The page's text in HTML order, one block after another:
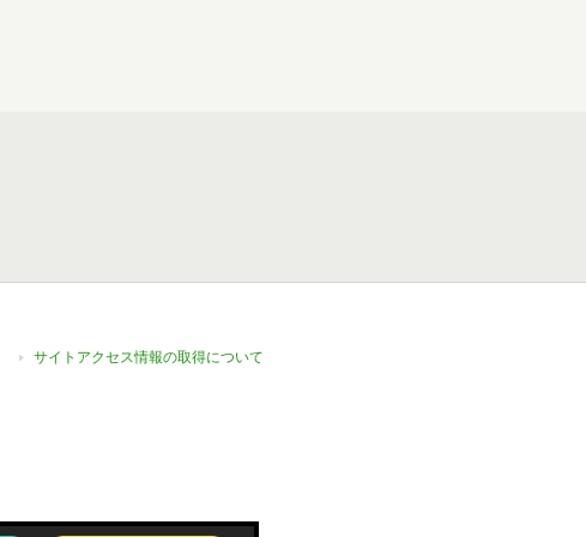
サイトアクセス情報の取得について